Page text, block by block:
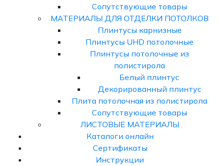
Сопутствующие товары
МАТЕРИАЛЫ ДЛЯ ОТДЕЛКИ ПОТОЛКОВ
Плинтусы карнизные
Плинтусы UHD потолочные
Плинтусы потолочные из
полистирола
Белый плинтус
Декорированный плинтус
Плита потолочная из полистирола
Сопутствующие товары
ЛИСТОВЫЕ МАТЕРИАЛЫ
Каталоги онлайн
Сертификаты
Инструкции